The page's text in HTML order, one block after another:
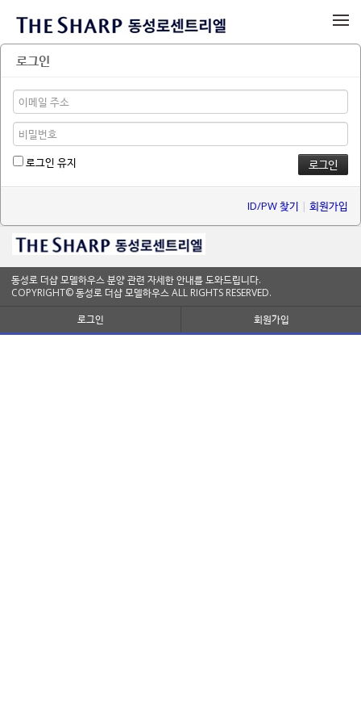
로그인
로그인 유지
ID/PW 찾기 | 회원가입
동성로 더샵 모델하우스 분양 관련 자세한 안내를 도와드립니다.
COPYRIGHT© 동성로 더샵 모델하우스 ALL RIGHTS RESERVED.
로그인
회원가입